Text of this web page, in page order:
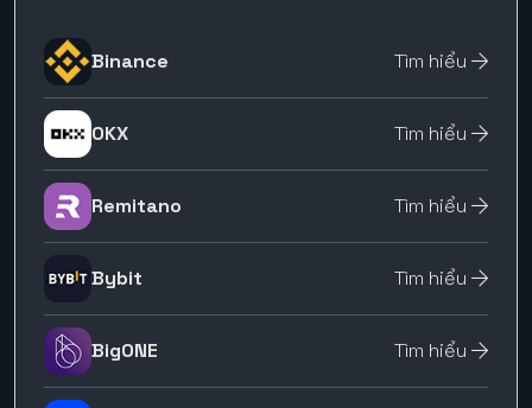
Binance Tìm hiểu
OKX Tìm hiểu
Remitano Tìm hiểu
Bybit Tìm hiểu
BigONE Tìm hiểu